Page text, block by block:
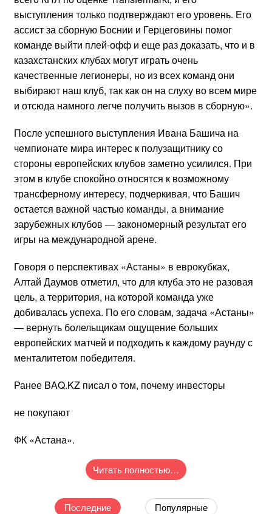
выступления только подтверждают его уровень. Его
ассист за сборную Боснии и Герцеговины помог
команде выйти плей-офф и еще раз доказать, что и в
казахстанских клубах могут играть очень
качественные легионеры, но из всех команд они
выбирают наш клуб, так как он на слуху во всем мире
и отсюда намного легче получить вызов в сборную».
После успешного выступления Ивана Башича на
чемпионате мира интерес к полузащитнику со
стороны европейских клубов заметно усилился. При
этом в клубе спокойно относятся к возможному
трансферному интересу, подчеркивая, что Башич
остается важной частью команды, а внимание
зарубежных клубов — закономерный результат его
игры на международной арене.
Говоря о перспективах «Астаны» в еврокубках,
Алтай Даумов отметил, что для клуба это не разовая
цель, а территория, на которой команда уже
добивалась успеха. По его словам, задача «Астаны»
— вернуть болельщикам ощущение больших
европейских матчей и подходить к каждому раунду с
менталитетом победителя.
Ранее BAQ.KZ писал о том, почему инвесторы
не покупают
ФК «Астана».
Читать полностью…
Последние Популярные